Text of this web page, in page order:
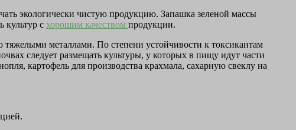
экологически чистую продукцию. Запашка зеленой массы
культур с хорошим качеством продукции.
тяжелыми металлами. По степени устойчивости к токсикантам
следует размещать культуры, у которых в пищу идут части
картофель для производства крахмала, сахарную свеклу на